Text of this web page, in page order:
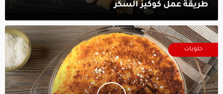
طريقة عمل كوكيز السكر
حلويات